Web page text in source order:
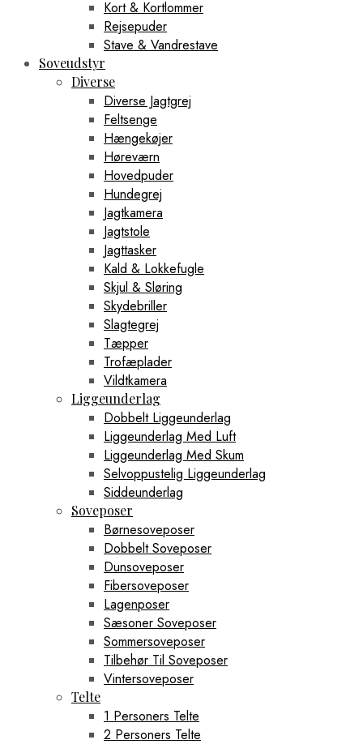
Kort & Kortlommer
Rejsepuder
Stave & Vandrestave
Soveudstyr
Diverse
Diverse Jagtgrej
Feltsenge
Hængekøjer
Høreværn
Hovedpuder
Hundegrej
Jagtkamera
Jagtstole
Jagttasker
Kald & Lokkefugle
Skjul & Sløring
Skydebriller
Slagtegrej
Tæpper
Trofæplader
Vildtkamera
Liggeunderlag
Dobbelt Liggeunderlag
Liggeunderlag Med Luft
Liggeunderlag Med Skum
Selvoppustelig Liggeunderlag
Siddeunderlag
Soveposer
Børnesoveposer
Dobbelt Soveposer
Dunsoveposer
Fibersoveposer
Lagenposer
Sæsoner Soveposer
Sommersoveposer
Tilbehør Til Soveposer
Vintersoveposer
Telte
1 Personers Telte
2 Personers Telte